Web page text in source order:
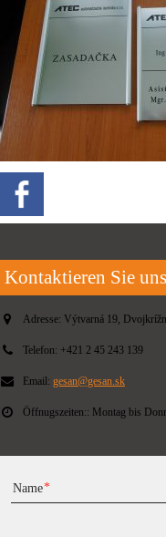
Kontaktieren Sie uns
Adresse: Výtvarná 19,
Telefon: +421 2 45 243 139
Email: gesan@gesan.sk
Öffnugszeiten:: Montag bis
Name